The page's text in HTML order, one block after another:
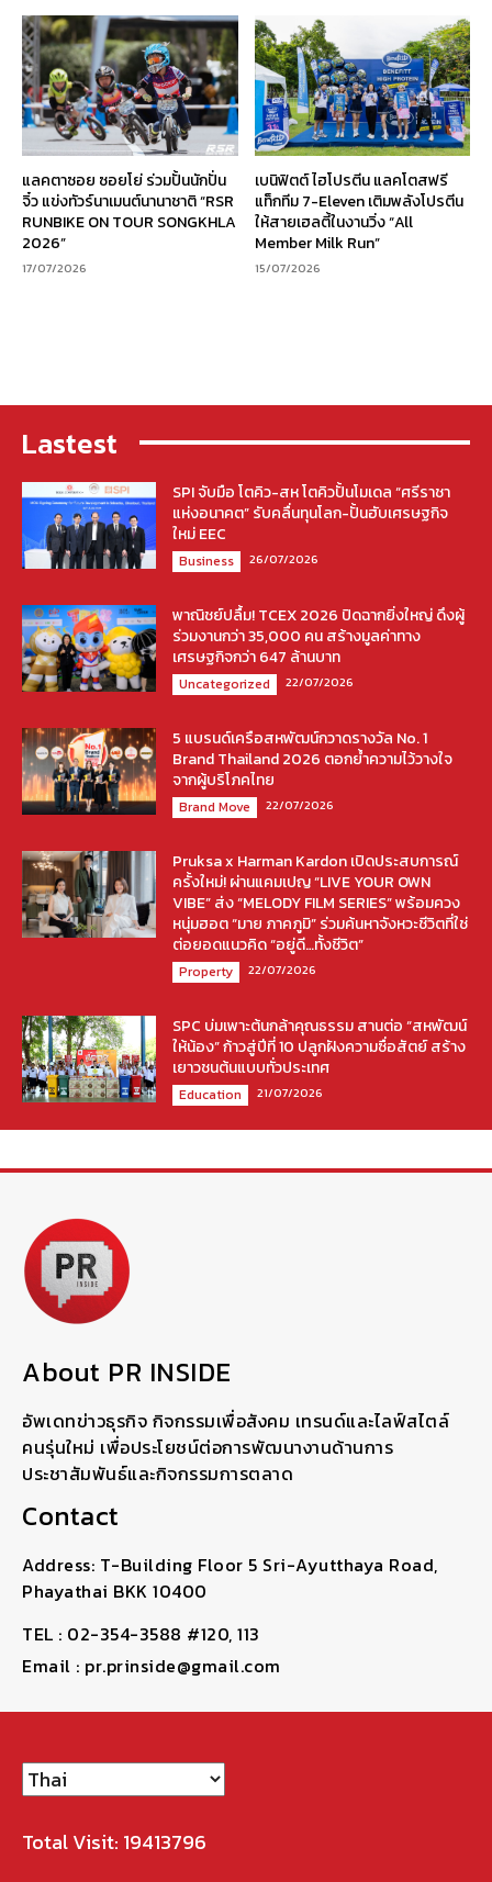
แลคตาซอย ซอยโย่ ร่วมปั้นนักปั่น
จิ๋ว แข่งทัวร์นาเมนต์นานาชาติ “RSR
RUNBIKE ON TOUR SONGKHLA
2026”
17/07/2026
เบนิฟิตต์ ไฮโปรตีน แลคโตสฟรี
แท็กทีม 7-Eleven เติมพลังโปรตีน
ให้สายเฮลตี้ในงานวิ่ง “All
Member Milk Run”
15/07/2026
Lastest
SPI จับมือ โตคิว-สห โตคิวปั้นโมเดล “ศรีราชา
แห่งอนาคต” รับคลื่นทุนโลก-ปั้นฮับเศรษฐกิจ
ใหม่ EEC
Business 26/07/2026
พาณิชย์ปลื้ม! TCEX 2026 ปิดฉากยิ่งใหญ่ ดึงผู้
ร่วมงานกว่า 35,000 คน สร้างมูลค่าทาง
เศรษฐกิจกว่า 647 ล้านบาท
Uncategorized 22/07/2026
5 แบรนด์เครือสหพัฒน์กวาดรางวัล No. 1
Brand Thailand 2026 ตอกย้ำความไว้วางใจ
จากผู้บริโภคไทย
Brand Move 22/07/2026
Pruksa x Harman Kardon เปิดประสบการณ์
ครั้งใหม่! ผ่านแคมเปญ “LIVE YOUR OWN
VIBE” ส่ง “MELODY FILM SERIES” พร้อมควง
หนุ่มฮอต “มาย ภาคภูมิ” ร่วมค้นหาจังหวะชีวิตที่ใช่
ต่อยอดแนวคิด “อยู่ดี…ทั้งชีวิต”
Property 22/07/2026
SPC บ่มเพาะต้นกล้าคุณธรรม สานต่อ “สหพัฒน์
ให้น้อง” ก้าวสู่ปีที่ 10 ปลูกฝังความซื่อสัตย์ สร้าง
เยาวชนต้นแบบทั่วประเทศ
Education 21/07/2026
About PR INSIDE
อัพเดทข่าวธุรกิจ กิจกรรมเพื่อสังคม เทรนด์และไลฟ์สไตล์
คนรุ่นใหม่ เพื่อประโยชน์ต่อการพัฒนางานด้านการ
ประชาสัมพันธ์และกิจกรรมการตลาด
Contact
Address: T-Building Floor 5 Sri-Ayutthaya Road,
Phayathai BKK 10400
TEL : 02-354-3588 #120, 113
Email : pr.prinside@gmail.com
Total Visit: 19413796